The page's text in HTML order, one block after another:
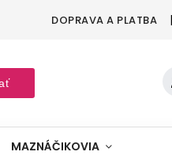
DOPRAVA A PLATBA
MAZNÁČIKOVIA